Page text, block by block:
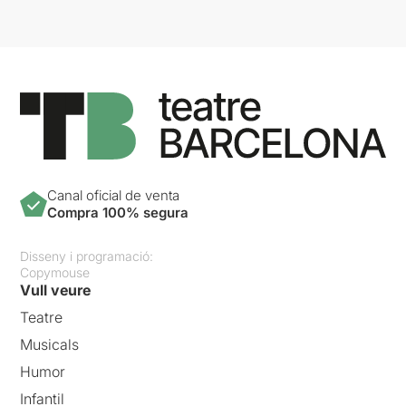
Canal oficial de venta
Compra 100% segura
Disseny i programació:
Copymouse
Vull veure
Teatre
Musicals
Humor
Infantil